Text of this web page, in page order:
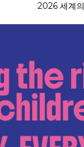
기
2026 세계